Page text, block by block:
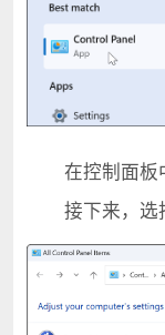
在控制面板中
接下来，选择